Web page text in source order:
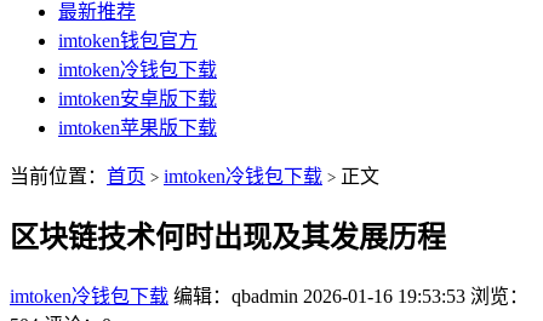
最新推荐
imtoken钱包官方
imtoken冷钱包下载
imtoken安卓版下载
imtoken苹果版下载
当前位置： 首页 > imtoken冷钱包下载 > 正文
区块链技术何时出现及其发展历程
imtoken冷钱包下载 编辑：qbadmin 2026-01-16 19:53:53 浏览：